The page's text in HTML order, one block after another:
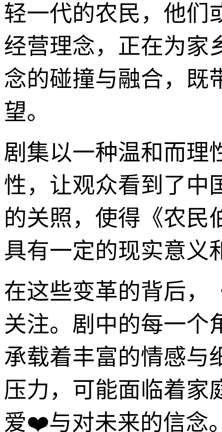
轻一代的农民，他们
经营理念，正在为家
念的碰撞与融合，既
望。
剧集以一种温和而理
性，让观众看到了中
的关照，使得《农民
具有一定的现实意义
在这些变革的背后，
关注。剧中的每一个
承载着丰富的情感与
压力，可能面临着家
爱❤️与对未来的信念